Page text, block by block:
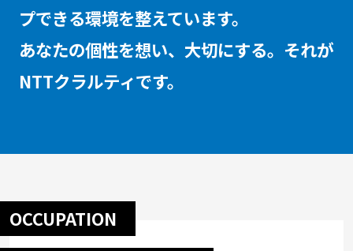
プできる環境を整えています。
あなたの個性を想い、大切にする。それが
NTTクラルティです。
OCCUPATION